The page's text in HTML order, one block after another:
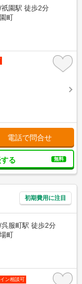
園駅 徒歩2分
町
電話で問合せ
る 無料
初期費用に注目
服町駅 徒歩2分
町
ン相談可